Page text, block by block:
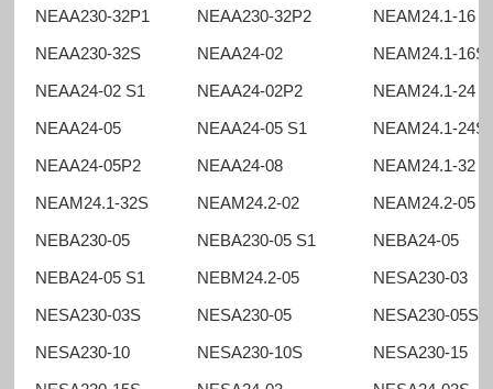
NEAA230-32P1
NEAA230-32P2
NEAM24.1-16
NEAA230-32S
NEAA24-02
NEAM24.1-16S
NEAA24-02 S1
NEAA24-02P2
NEAM24.1-24
NEAA24-05
NEAA24-05 S1
NEAM24.1-24S
NEAA24-05P2
NEAA24-08
NEAM24.1-32
NEAM24.1-32S
NEAM24.2-02
NEAM24.2-05
NEBA230-05
NEBA230-05 S1
NEBA24-05
NEBA24-05 S1
NEBM24.2-05
NESA230-03
NESA230-03S
NESA230-05
NESA230-05S
NESA230-10
NESA230-10S
NESA230-15